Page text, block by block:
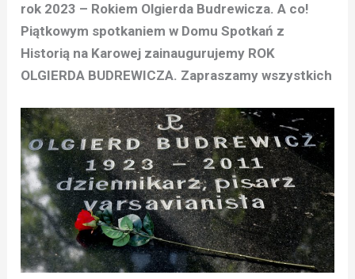
rok 2023 – Rokiem Olgierda Budrewicza. A co!
Piątkowym spotkaniem w Domu Spotkań z
Historią na Karowej zainaugurujemy ROK
OLGIERDA BUDREWICZA. Zapraszamy wszystkich